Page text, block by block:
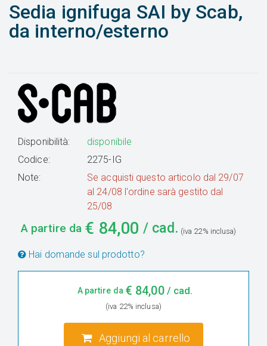
Sedia ignifuga SAI by Scab,
da interno/esterno
Disponibilità:
disponibile
Codice:
2275-IG
Note:
Se acquisti questo articolo dal 29/07
al 24/08 l'ordine sarà gestito dal
25/08
A partire da € 84,00 / cad. (iva 22% inclusa)
Hai domande sul prodotto?
A partire da € 84,00/ cad.
(iva 22% inclusa)
Aggiungi al carrello